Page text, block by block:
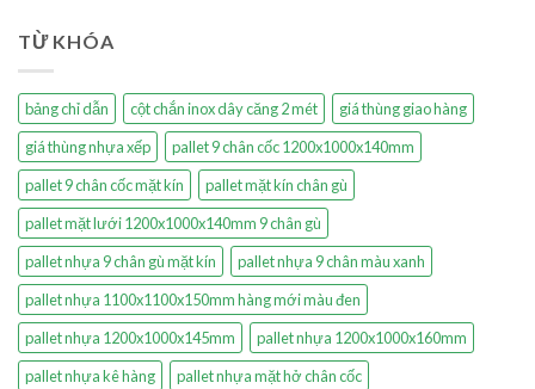
TỪ KHÓA
bảng chỉ dẫn cột chắn inox dây căng 2 mét
giá thùng giao hàng
giá thùng nhựa xếp
pallet 9 chân cốc 1200x1000x140mm
pallet 9 chân cốc mặt kín
pallet mặt kín chân gù
pallet mặt lưới 1200x1000x140mm 9 chân gù
pallet nhựa 9 chân gù mặt kín
pallet nhựa 9 chân màu xanh
pallet nhựa 1100x1100x150mm hàng mới màu đen
pallet nhựa 1200x1000x145mm
pallet nhựa 1200x1000x160mm
pallet nhựa kê hàng
pallet nhựa mặt hở chân cốc